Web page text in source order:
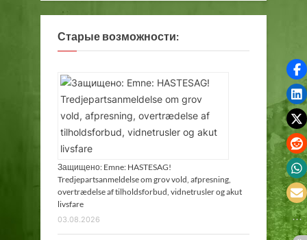
Старые возможности:
Защищено: Emne: HASTESAG!
Tredjepartsanmeldelse om grov vold, afpresning,
overtrædelse af tilholdsforbud, vidnetrusler og akut
livsfare
03.08.2026